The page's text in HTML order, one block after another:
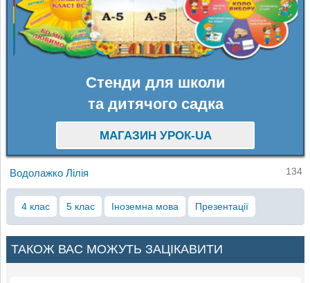
Стенди для школи
та дитячого садка
МАГАЗИН УРОК-UA
Водолажко Лілія 134
4 клас 5 клас Іноземна мова Презентації
ТАКОЖ ВАС МОЖУТЬ ЗАЦІКАВИТИ